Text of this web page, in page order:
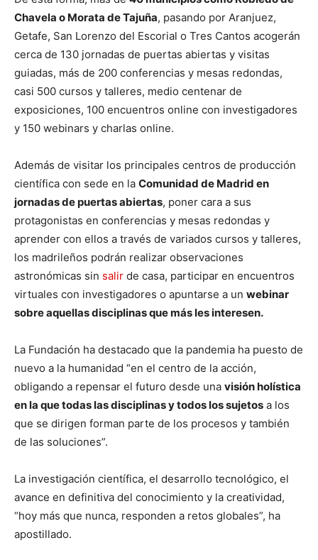
Chavela o Morata de Tajuña, pasando por Aranjuez,
Getafe, San Lorenzo del Escorial o Tres Cantos acogerán
cerca de 130 jornadas de puertas abiertas y visitas
guiadas, más de 200 conferencias y mesas redondas,
casi 500 cursos y talleres, medio centenar de
exposiciones, 100 encuentros online con investigadores
y 150 webinars y charlas online.
Además de visitar los principales centros de producción
científica con sede en la Comunidad de Madrid en
jornadas de puertas abiertas, poner cara a sus
protagonistas en conferencias y mesas redondas y
aprender con ellos a través de variados cursos y talleres,
los madrileños podrán realizar observaciones
astronómicas sin salir de casa, participar en encuentros
virtuales con investigadores o apuntarse a un webinar
sobre aquellas disciplinas que más les interesen.
La Fundación ha destacado que la pandemia ha puesto de
nuevo a la humanidad “en el centro de la acción,
obligando a repensar el futuro desde una visión holística
en la que todas las disciplinas y todos los sujetos a los
que se dirigen forman parte de los procesos y también
de las soluciones”.
La investigación científica, el desarrollo tecnológico, el
avance en definitiva del conocimiento y la creatividad,
“hoy más que nunca, responden a retos globales”, ha
apostillado.